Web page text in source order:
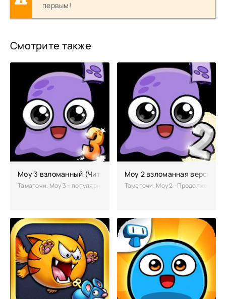
первым!
Смотрите также
Моу 3 взломанный (Чит много денег)
Тамагочи, Moy 3 – популярная игра о тамагочи. В этот раз вам
Моу 2 взломанная версия
Тамагочи, Мoy 2 –Продолжение